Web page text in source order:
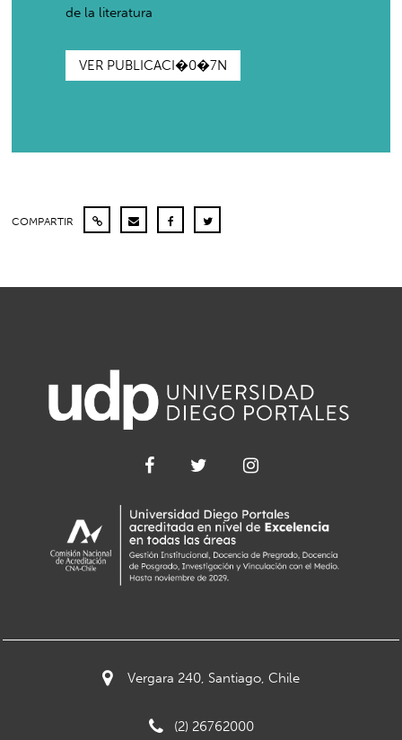
de la literatura
VER PUBLICACI�0�7N
COMPARTIR
Vergara 240, Santiago, Chile
(2) 26762000